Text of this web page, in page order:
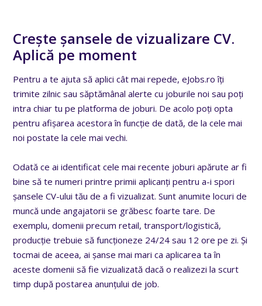
Crește șansele de vizualizare CV.
Aplică pe moment
Pentru a te ajuta să aplici cât mai repede, eJobs.ro îți
trimite zilnic sau săptămânal alerte cu joburile noi sau poți
intra chiar tu pe platforma de joburi. De acolo poți opta
pentru afișarea acestora în funcție de dată, de la cele mai
noi postate la cele mai vechi.
Odată ce ai identificat cele mai recente joburi apărute ar fi
bine să te numeri printre primii aplicanți pentru a-i spori
șansele CV-ului tău de a fi vizualizat. Sunt anumite locuri de
muncă unde angajatorii se grăbesc foarte tare. De
exemplu, domenii precum retail, transport/logistică,
producție trebuie să funcționeze 24/24 sau 12 ore pe zi. Și
tocmai de aceea, ai șanse mai mari ca aplicarea ta în
aceste domenii să fie vizualizată dacă o realizezi la scurt
timp după postarea anunțului de job.